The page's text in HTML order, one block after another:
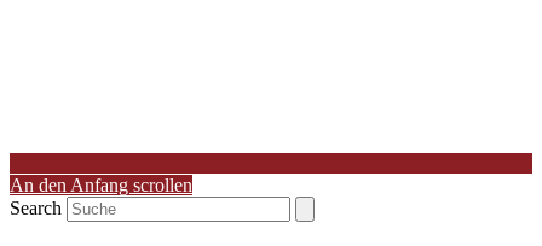
An den Anfang scrollen
Search